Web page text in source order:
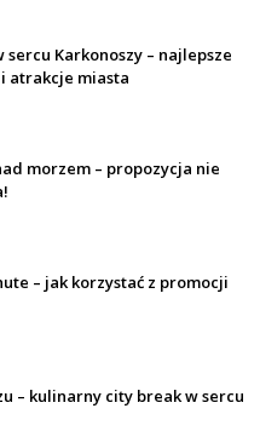
sercu Karkonoszy – najlepsze
i atrakcje miasta
morzem – propozycja nie
– jak korzystać z promocji
– kulinarny city break w sercu